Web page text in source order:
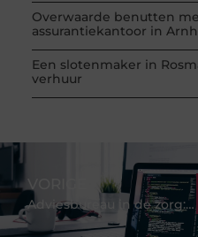
Overwaarde benutten
assurantiekantoor in
Een slotenmaker in
verhuur
Adviesbureau in de zorg: van chaos naar structuur in jouw organisatie